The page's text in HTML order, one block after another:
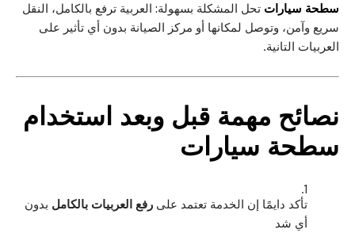
سطحة سيارات تحل المشكلة بسهولة: العربية ترفع بالكامل، النقل
سريع وآمن، وتوصل لمكانها أو مركز الصيانة بدون أي تأثير على
العربيات التانية.
نصائح مهمة قبل وبعد استخدام
سطحة سيارات
تأكد دايمًا إن الخدمة تعتمد على رفع العربيات بالكامل بدون
أي شد